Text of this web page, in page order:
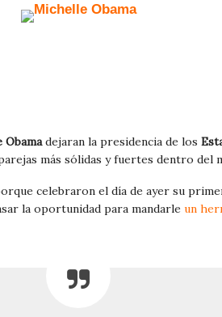
Obamadejaran la presidencia de los
más sólidas y fuertes dentro del
celebraron el día de ayer su
la oportunidad para mandarle un